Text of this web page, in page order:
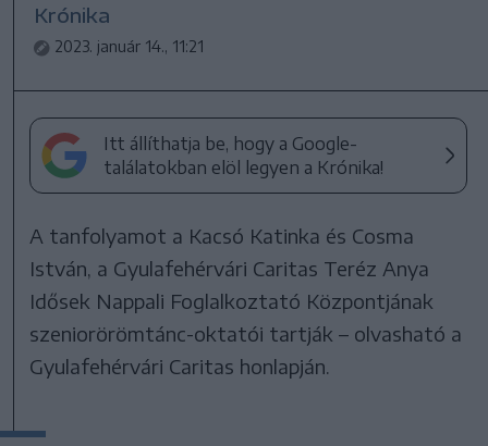
Krónika
2023. január 14., 11:21
Itt állíthatja be, hogy a Google-
találatokban elöl legyen a Krónika!
A tanfolyamot a Kacsó Katinka és Cosma
István, a Gyulafehérvári Caritas Teréz Anya
Idősek Nappali Foglalkoztató Központjának
szeniorörömtánc-oktatói tartják – olvasható a
Gyulafehérvári Caritas honlapján.